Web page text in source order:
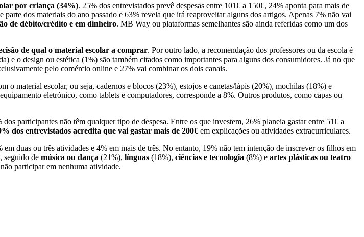
por criança (34%). 25% dos entrevistados prevê despesas entre 101€ a 150€, 24% aponta para mais de
dos materiais do ano passado e 63% revela que irá reaproveitar alguns dos artigos. Apenas 7% não vai
de débito/crédito e em dinheiro. MB Way ou plataformas semelhantes são ainda referidas como um dos
de qual o material escolar a comprar. Por outro lado, a recomendação dos professores ou da escola é
e o design ou estética (1%) são também citados como importantes para alguns dos consumidores. Já no que
pelo comércio online e 27% vai combinar os dois canais.
o material escolar, ou seja, cadernos e blocos (23%), estojos e canetas/lápis (20%), mochilas (18%) e
eletrónico, como tablets e computadores, corresponde a 8%. Outros produtos, como capas ou
dos participantes não têm qualquer tipo de despesa. Entre os que investem, 26% planeia gastar entre 51€ a
dos entrevistados acredita que vai gastar mais de 200€ em explicações ou atividades extracurriculares.
em duas ou três atividades e 4% em mais de três. No entanto, 19% não tem intenção de inscrever os filhos em
seguido de música ou dança (21%), línguas (18%), ciências e tecnologia (8%) e artes plásticas ou teatro
participar em nenhuma atividade.